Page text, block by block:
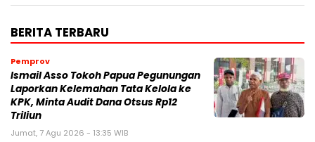
BERITA TERBARU
Pemprov
Ismail Asso Tokoh Papua Pegunungan
Laporkan Kelemahan Tata Kelola ke
KPK, Minta Audit Dana Otsus Rp12
Triliun
Jumat, 7 Agu 2026 - 13:35 WIB